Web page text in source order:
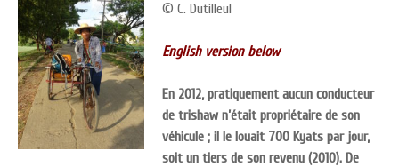
© C. Dutilleul
English version below
En 2012, pratiquement aucun conducteur
de trishaw n’était propriétaire de son
véhicule ; il le louait 700 Kyats par jour,
soit un tiers de son revenu (2010). De